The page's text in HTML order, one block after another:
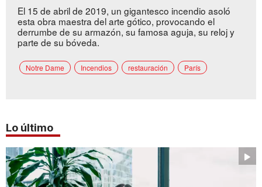
El 15 de abril de 2019, un gigantesco incendio asoló
esta obra maestra del arte gótico, provocando el
derrumbe de su armazón, su famosa aguja, su reloj y
parte de su bóveda.
Notre Dame Incendios restauración París
Lo último